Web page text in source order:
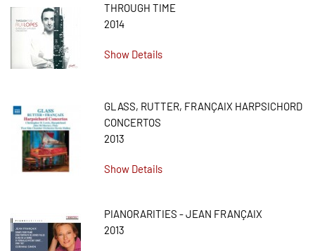
THROUGH TIME
2014
Show Details
GLASS, RUTTER, FRANÇAIX HARPSICHORD
CONCERTOS
2013
Show Details
PIANORARITIES - JEAN FRANÇAIX
2013